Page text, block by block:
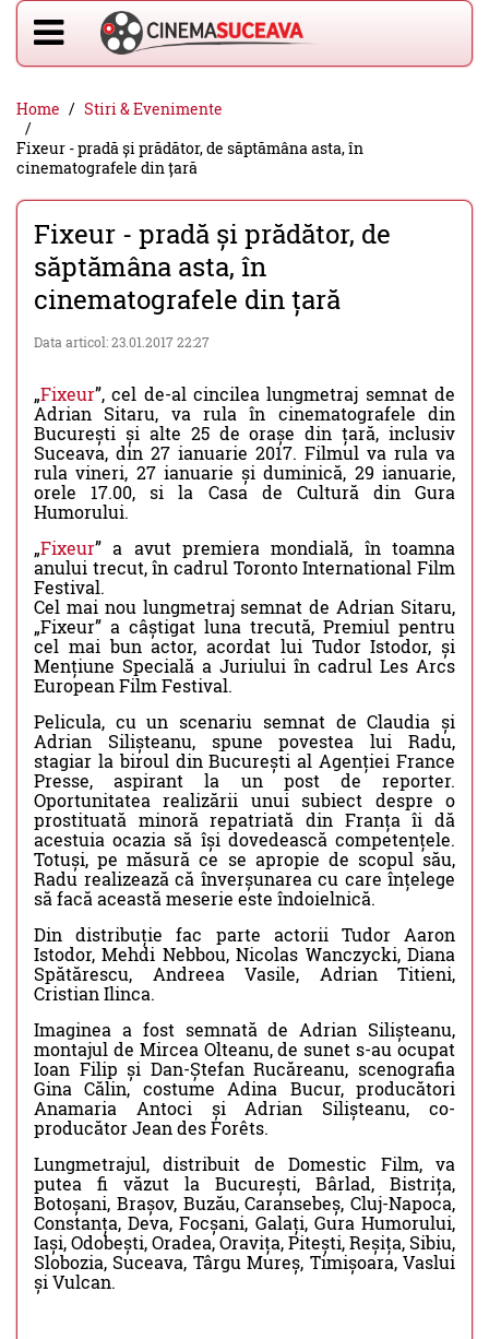
Home
Stiri & Evenimente
Fixeur - pradă și prădător, de săptămâna asta, în
cinematografele din țară
Fixeur - pradă și prădător, de
săptămâna asta, în
cinematografele din țară
Data articol: 23.01.2017 22:27
„Fixeur”, cel de-al cincilea lungmetraj semnat de
Adrian Sitaru, va rula în cinematografele din
București și alte 25 de orașe din țară, inclusiv
Suceava, din 27 ianuarie 2017. Filmul va rula va
rula vineri, 27 ianuarie și duminică, 29 ianuarie,
orele 17.00, si la Casa de Cultură din Gura
Humorului.
„Fixeur” a avut premiera mondială, în toamna
anului trecut, în cadrul Toronto International Film
Festival.
Cel mai nou lungmetraj semnat de Adrian Sitaru,
„Fixeur” a câștigat luna trecută, Premiul pentru
cel mai bun actor, acordat lui Tudor Istodor, și
Mențiune Specială a Juriului în cadrul Les Arcs
European Film Festival.
Pelicula, cu un scenariu semnat de Claudia și
Adrian Silișteanu, spune povestea lui Radu,
stagiar la biroul din București al Agenției France
Presse, aspirant la un post de reporter.
Oportunitatea realizării unui subiect despre o
prostituată minoră repatriată din Franța îi dă
acestuia ocazia să își dovedească competențele.
Totuși, pe măsură ce se apropie de scopul său,
Radu realizează că înverșunarea cu care înțelege
să facă această meserie este îndoielnică.
Din distribuție fac parte actorii Tudor Aaron
Istodor, Mehdi Nebbou, Nicolas Wanczycki, Diana
Spătărescu, Andreea Vasile, Adrian Titieni,
Cristian Ilinca.
Imaginea a fost semnată de Adrian Silișteanu,
montajul de Mircea Olteanu, de sunet s-au ocupat
Ioan Filip și Dan-Ștefan Rucăreanu, scenografia
Gina Călin, costume Adina Bucur, producători
Anamaria Antoci și Adrian Silișteanu, co-
producător Jean des Forêts.
Lungmetrajul, distribuit de Domestic Film, va
putea fi văzut la București, Bârlad, Bistrița,
Botoșani, Brașov, Buzău, Caransebeș, Cluj-Napoca,
Constanța, Deva, Focșani, Galați, Gura Humorului,
Iași, Odobești, Oradea, Oravița, Pitești, Reșița, Sibiu,
Slobozia, Suceava, Târgu Mureș, Timișoara, Vaslui
și Vulcan.